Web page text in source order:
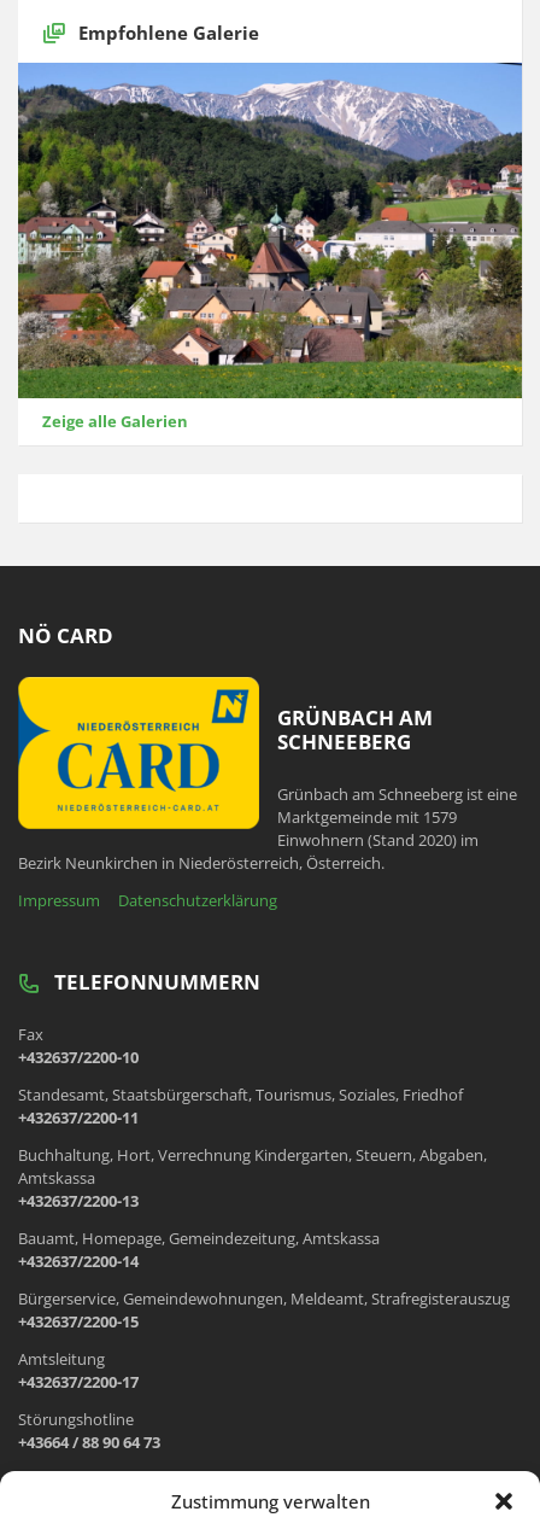
Zustimmung verwalten
Empfohlene Galerie
Zeige alle Galerien
NÖ CARD
GRÜNBACH AM
SCHNEEBERG
Grünbach am Schneeberg ist eine
Marktgemeinde mit 1579
Einwohnern (Stand 2020) im
Bezirk Neunkirchen in Niederösterreich, Österreich.
Impressum
Datenschutzerklärung
TELEFONNUMMERN
Fax
+432637/2200-10
Standesamt, Staatsbürgerschaft, Tourismus, Soziales, Friedhof
+432637/2200-11
Buchhaltung, Hort, Verrechnung Kindergarten, Steuern, Abgaben,
Amtskassa
+432637/2200-13
Bauamt, Homepage, Gemeindezeitung, Amtskassa
+432637/2200-14
Bürgerservice, Gemeindewohnungen, Meldeamt, Strafregisterauszug
+432637/2200-15
Amtsleitung
+432637/2200-17
Störungshotline
+43664 / 88 90 64 73